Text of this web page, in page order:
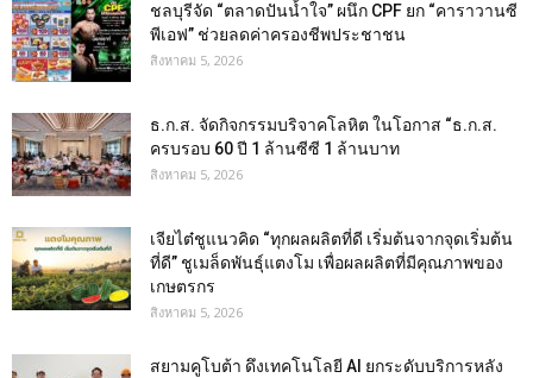
ชลบุรีจัด “ตลาดปันน้ำใจ” ผนึก CPF ยก “คาราวานซี
พีเอฟ” ช่วยลดค่าครองชีพประชาชน
สิงหาคม 5, 2026
ธ.ก.ส. จัดกิจกรรมบริจาคโลหิต ในโอกาส “ธ.ก.ส.
ครบรอบ 60 ปี 1 ล้านซีซี 1 ล้านบาท
สิงหาคม 5, 2026
เจียไต๋ชูแนวคิด “ทุกผลผลิตที่ดี เริ่มต้นจากจุดเริ่มต้น
ที่ดี” ชูเมล็ดพันธุ์แตงโม เพื่อผลผลิตที่มีคุณภาพของ
เกษตรกร
สิงหาคม 5, 2026
สยามคูโบต้า ดึงเทคโนโลยี AI ยกระดับบริการหลัง